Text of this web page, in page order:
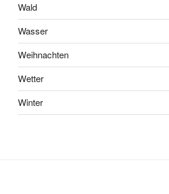
Wald
Wasser
Weihnachten
Wetter
Winter